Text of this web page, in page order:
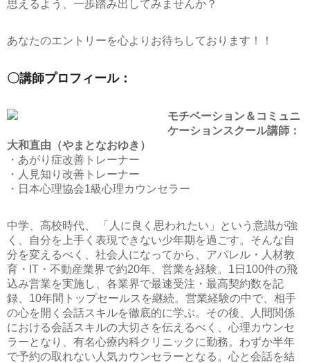
思えるよう、一歩踏み出してみませんか？
あなたのエントリーを心よりお待ちしております！！
〇講師プロフィール：
モチベーション＆コミュニ
ケーションスクール講師：
大和直由（やまとなおゆき）
・あがり症改善トレーナー
・人見知り改善トレーナー
・日本心理協会1級心理カウンセラー
中学、高校時代、 「人に良く思われたい」という意識が強
く、自分を上手く表現できない少年期を過ごす。そんな自
分を変えるべく、社会人になってから、アパレル・人材教
育・IT・不動産業界で約20年、営業を経験。1日100件の飛
込み営業を実施し、各業界で最速受注・最高契約数を記
録、10年間トップセールスを継続。営業経験の中で、相手
の心を開く会話スキルを徹底的に学ぶ。その後、人間関係
における会話スキルの大切さを伝えるべく、心理カウンセ
ラーとなり、有名心療内科クリニックに勤務。わずか半年
で予約の取れない人気カウンセラーとなる。心と会話を結